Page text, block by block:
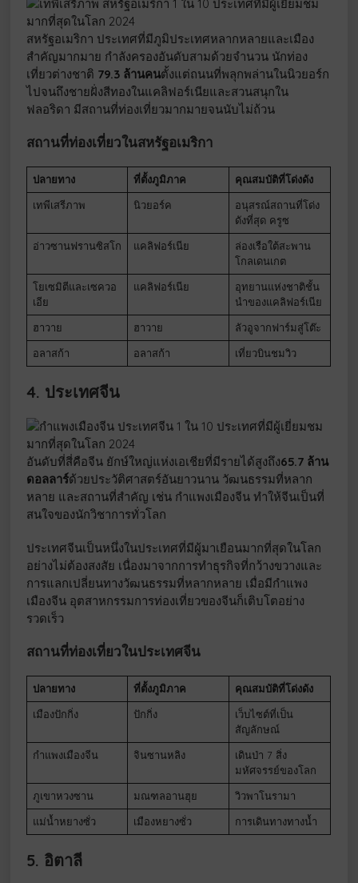
สหรัฐอเมริกา ประเทศที่มีภูมิประเทศหลากหลายและเมือง
สำคัญมากมาย กำลังครองอันดับสามด้วยจำนวน นักท่อง
เที่ยวต่างชาติ 79.3 ล้านคนตั้งแต่ถนนที่พลุกพล่านในนิวยอร์ก
ไปจนถึงชายฝั่งสีทองในแคลิฟอร์เนียและสวนสนุกใน
ฟลอริดา มีสถานที่ท่องเที่ยวมากมายจนนับไม่ถ้วน
สถานที่ท่องเที่ยวในสหรัฐอเมริกา
ปลายทาง ที่ตั้งภูมิภาค
คุณสมบัติที่โด่งดัง
เทพีเสรีภาพ
นิวยอร์ค
อนุสรณ์สถานที่โด่ง
ดังที่สุด ครูซ
อ่าวซานฟรานซิสโก
แคลิฟอร์เนีย
ล่องเรือใต้สะพาน
โกลเดนเกต
โยเซมิตีและเซควอ
เอีย
แคลิฟอร์เนีย
อุทยานแห่งชาติชั้น
นำของแคลิฟอร์เนีย
ฮาวาย
ฮาวาย
ลัวอูจากฟาร์มสู่โต๊ะ
อลาสก้า
อลาสก้า เที่ยวบินชมวิว
4. ประเทศจีน
อันดับที่สี่คือจีน ยักษ์ใหญ่แห่งเอเชียที่มีรายได้สูงถึง65.7 ล้าน
ดอลลาร์ด้วยประวัติศาสตร์อันยาวนาน วัฒนธรรมที่หลาก
หลาย และสถานที่สำคัญ เช่น กำแพงเมืองจีน ทำให้จีนเป็นที่
สนใจของนักวิชาการทั่วโลก
ประเทศจีนเป็นหนึ่งในประเทศที่มีผู้มาเยือนมากที่สุดในโลก
อย่างไม่ต้องสงสัย เนื่องมาจากการทำธุรกิจที่กว้างขวางและ
การแลกเปลี่ยนทางวัฒนธรรมที่หลากหลาย เมื่อมีกำแพง
เมืองจีน อุตสาหกรรมการท่องเที่ยวของจีนก็เติบโตอย่าง
รวดเร็ว
สถานที่ท่องเที่ยวในประเทศจีน
ปลายทาง ที่ตั้งภูมิภาค
คุณสมบัติที่โด่งดัง
เมืองปักกิ่ง
ปักกิ่ง
เว็บไซต์ที่เป็น
สัญลักษณ์
กำแพงเมืองจีน
จินซานหลิง
เดินป่า 7 สิ่ง
มหัศจรรย์ของโลก
ภูเขาหวงซาน
มณฑลอานฮุย
วิวพาโนรามา
แม่น้ำหยางซั่ว
เมืองหยางซั่ว การเดินทางทางน้ำ
5. อิตาลี